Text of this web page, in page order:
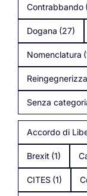
Contrabbando
Dogana (27)
Nomenclatura
Senza
Accordo di
Brexit (1)
CITES (1)